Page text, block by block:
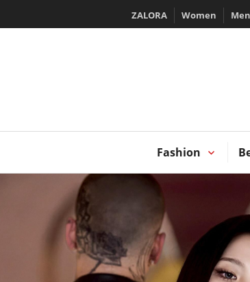
to
ZALORA Women Men
Fashion